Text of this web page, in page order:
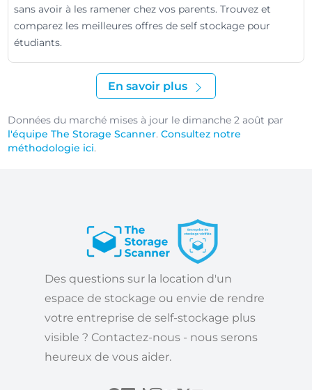
sans avoir à les ramener chez vos parents. Trouvez et
comparez les meilleures offres de self stockage pour
étudiants.
En savoir plus
Données du marché mises à jour le dimanche 2 août par
l'équipe The Storage Scanner.Consultez notre
méthodologie ici.
Des questions sur la location d'un
espace de stockage ou envie de rendre
votre entreprise de self-stockage plus
visible ? Contactez-nous - nous serons
heureux de vous aider.